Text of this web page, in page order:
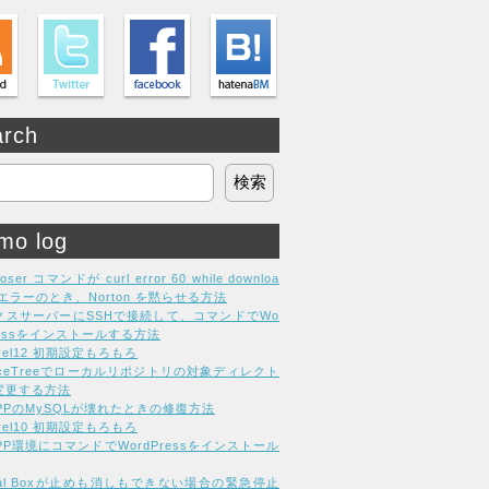
log
コマンドが curl error 60 while downloa
ラーのとき、Norton を黙らせる方法
スサーバーにSSHで接続して、コマンドでWo
をインストールする方法
初期設定もろもろ
でローカルリポジトリの対象ディレクト
更する方法
のMySQLが壊れたときの修復方法
初期設定もろもろ
環境にコマンドでWordPressをインストール
Boxが止めも消しもできない場合の緊急停止